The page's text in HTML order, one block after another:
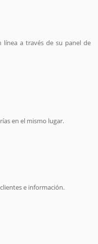
a través de su panel de
en el mismo lugar.
e información.